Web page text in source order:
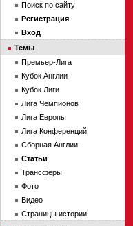
Поиск по сайту
Регистрация
Вход
Темы
Премьер-Лига
Кубок Англии
Кубок Лиги
Лига Чемпионов
Лига Европы
Лига Конференций
Сборная Англии
Статьи
Трансферы
Фото
Видео
Страницы истории